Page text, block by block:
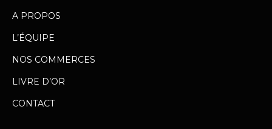
A PROPOS
L’ÉQUIPE
NOS COMMERCES
LIVRE D’OR
CONTACT